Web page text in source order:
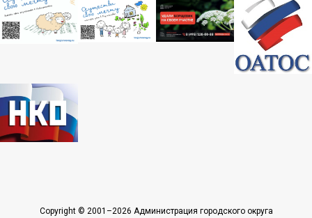
Copyright © 2001–2026 Администрация городского округа